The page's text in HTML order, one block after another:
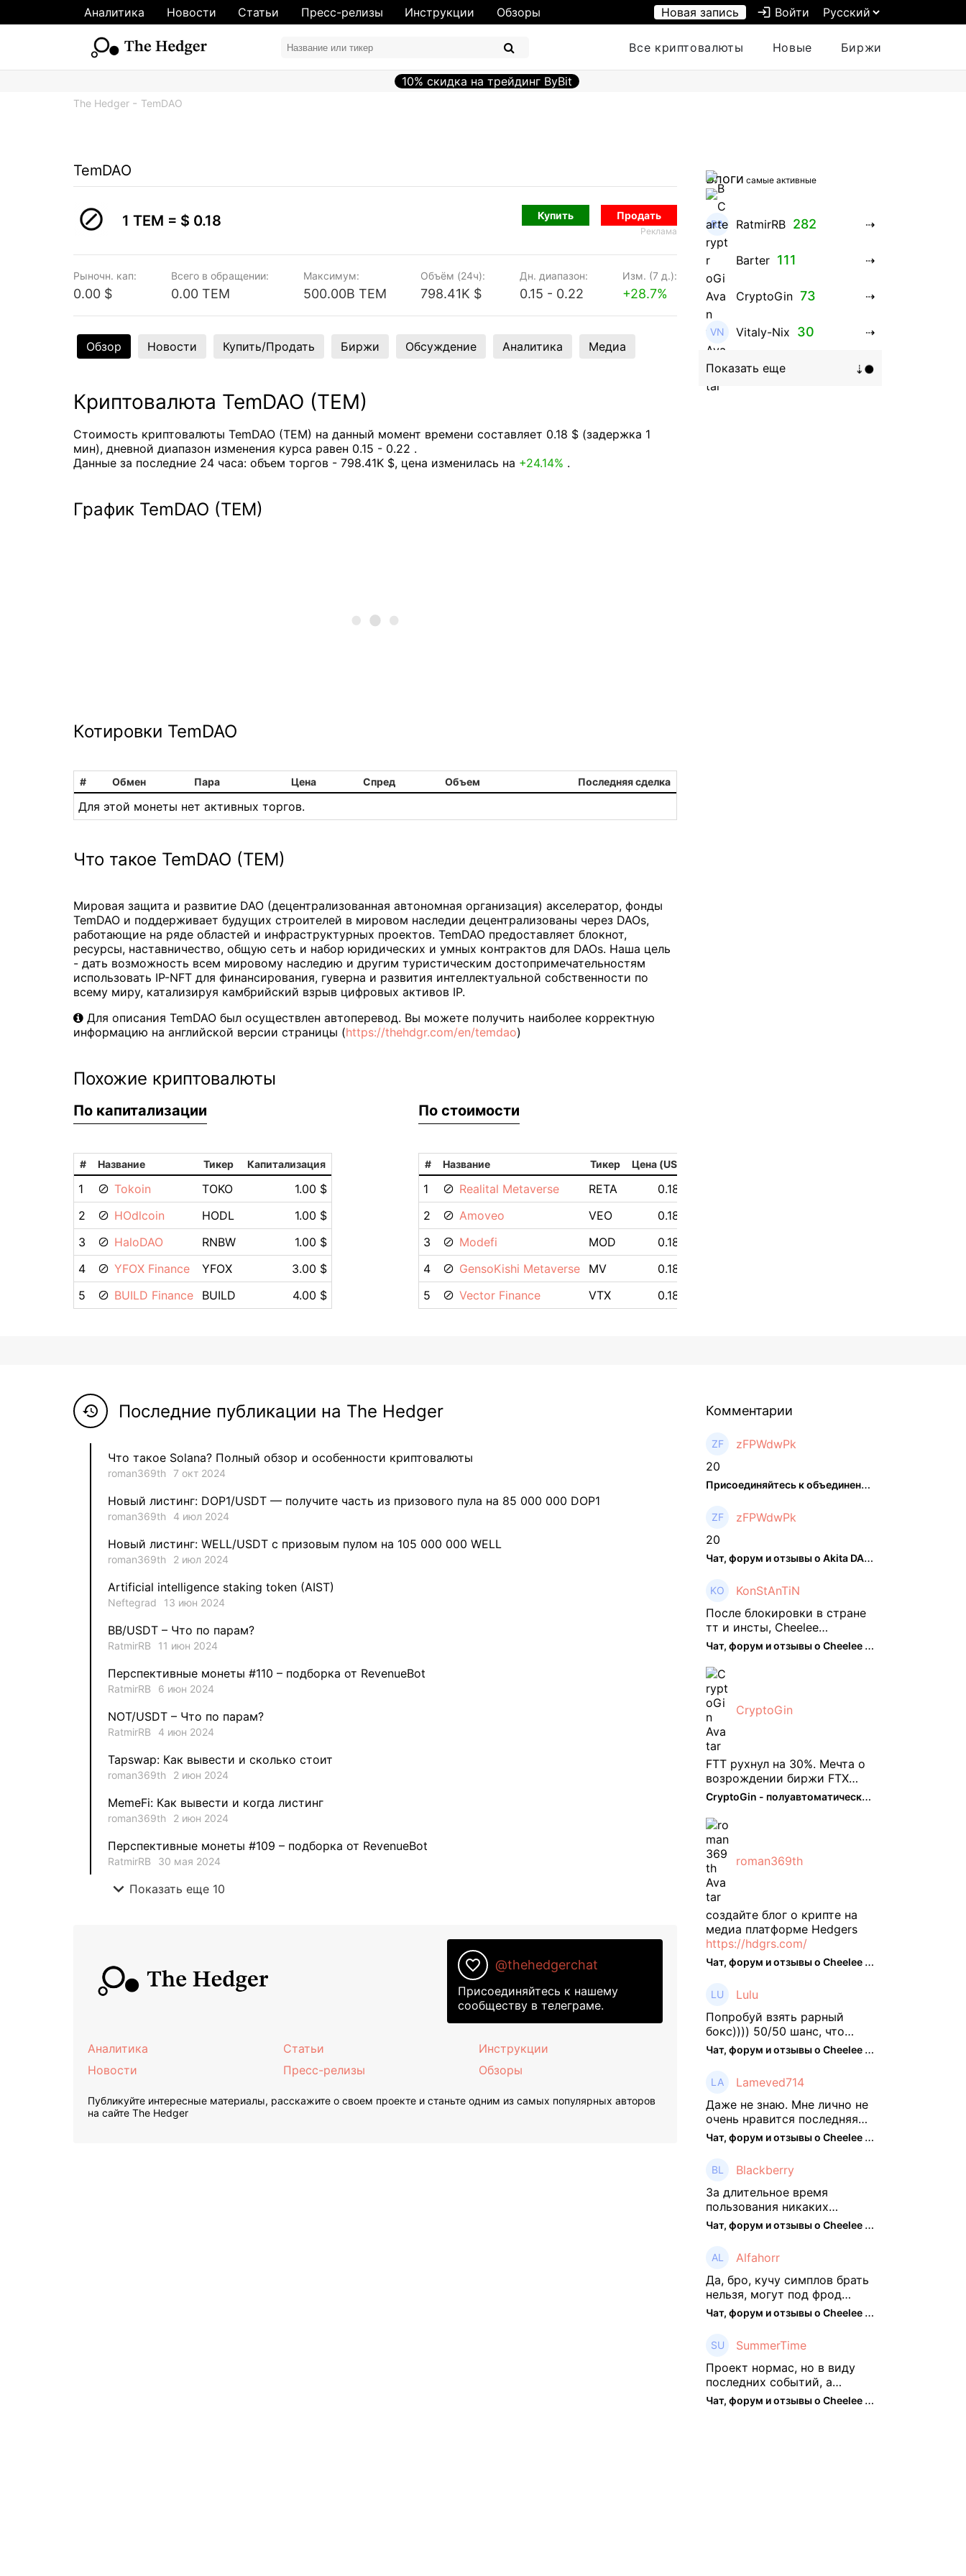
Аналитика Новости Статьи Пресс-релизы Инструкции Обзоры Новая запись login Войти
Все криптовалюты Новые Биржи
10% скидка на трейдинг ByBit
The Hedger TemDAO
TemDAO
1 TEM = $ 0.18 Купить Продать
Реклама
Рыночн. кап:
0.00 $
Всего в обращении:
0.00 TEM
Максимум:
500.00B TEM
Объём (24ч):
798.41K $
Дн. диапазон:
0.15 - 0.22
Изм. (7 д.):
+28.7%
Обзор Новости Купить/Продать Биржи Обсуждение Аналитика Медиа
Криптовалюта TemDAO (TEM)
Стоимость криптовалюты TemDAO (TEM) на данный момент времени составляет 0.18 $ (задержка 1
мин), дневной диапазон изменения курса равен 0.15 - 0.22 .
Данные за последние 24 часа: объем торгов - 798.41K $, цена изменилась на +24.14% .
График TemDAO (TEM)
Котировки TemDAO
# Обмен Пара Цена Спред Объем Последняя сделка
Для этой монеты нет активных торгов.
Что такое TemDAO (TEM)
Мировая защита и развитие DAO (децентрализованная автономная организация) акселератор, фонды
TemDAO и поддерживает будущих строителей в мировом наследии децентрализованы через DAOs,
работающие на ряде областей и инфраструктурных проектов. TemDAO предоставляет блокнот,
ресурсы, наставничество, общую сеть и набор юридических и умных контрактов для DAOs. Наша цель
- дать возможность всем мировому наследию и другим туристическим достопримечательностям
использовать IP-NFT для финансирования, гуверна и развития интеллектуальной собственности по
всему миру, катализируя камбрийский взрыв цифровых активов IP.
Для описания TemDAO был осуществлен автоперевод. Вы можете получить наиболее корректную
информацию на английской версии страницы (https://thehdgr.com/en/temdao)
Похожие криптовалюты
По капитализации
# Название Тикер Капитализация
1 Tokoin TOKO
1.00 $
2
HOdlcoin HODL
1.00 $
3
HaloDAO RNBW
1.00 $
4
YFOX Finance YFOX
3.00 $
5
BUILD Finance BUILD 4.00 $
По стоимости
# Название Тикер Цена (USD)
1 Realital Metaverse RETA
0.18 $
2
Amoveo VEO
0.18 $
3
Modefi MOD
0.18 $
4
GensoKishi Metaverse MV
0.18 $
5
Vector Finance VTX 0.18 $
Блоги самые активные
RatmirRB 282
Barter 111
CryptoGin 73
Vitaly-Nix 30
Hanna_Zolo4evskaya 16
history Последние публикации на The Hedger
Что такое Solana? Полный обзор и особенности криптовалюты
roman369th 7 окт 2024
Новый листинг: DOP1/USDT — получите часть из призового пула на 85 000 000 DOP1
roman369th 4 июл 2024
Новый листинг: WELL/USDT с призовым пулом на 105 000 000 WELL
roman369th 2 июл 2024
Artificial intelligence staking token (AIST)
Neftegrad 13 июн 2024
BB/USDT – Что по парам?
RatmirRB 11 июн 2024
Перспективные монеты #110 – подборка от RevenueBot
RatmirRB 6 июн 2024
NOT/USDT – Что по парам?
RatmirRB 4 июн 2024
Tapswap: Как вывести и сколько стоит
roman369th 2 июн 2024
MemeFi: Как вывести и когда листинг
roman369th 2 июн 2024
Перспективные монеты #109 – подборка от RevenueBot
RatmirRB 30 мая 2024
expand_more Показать еще 10
favorite_border @thehedgerchat
Присоединяйтесь к нашему
сообществу в телеграме.
Аналитика
Новости
Статьи
Пресс-релизы
Инструкции
Обзоры
Публикуйте интересные материалы, расскажите о своем проекте и станьте одним из самых популярных авторов
на сайте The Hedger
Комментарии
zFPWdwPk
20
Присоединяйтесь к объединенном ...
zFPWdwPk
20
Чат, форум и отзывы о Akita DAO (HACHI) - The Hedger
KonStAnTiN
После блокировки в стране
тт и инсты, Cheelee
пришелся как нельзя кстати.
Классно что его можно
юзать без так уже всем
надоевшего vpn. Сейчас
просто чилю и наслаждаюсь
др ...
Чат, форум и отзывы о Cheelee (CHEELEE) - The Hedger
CryptoGin
FTT рухнул на 30%. Мечта о
возрождении биржи FTX
испаряется, вызывая
массовую распродажу ее
собственного токена FTT. По
словам Кайко , 5 февраля
FTT, ныне бесполезная ...
CryptoGin - полуавтоматический ...
roman369th
создайте блог о крипте на
медиа платформе Hedgers
https://hdgrs.com/
Чат, форум и отзывы о Cheelee (CHEELEE) - The Hedger
Lulu
Попробуй взять рарный
бокс)))) 50/50 шанс, что
выпадут рарки, только если
брать будешь, отпиши потом
Чат, форум и отзывы о Cheelee (CHEELEE) - The Hedger
Lameved714
Даже не знаю. Мне лично не
очень нравится последняя
обнова. Благо у меня айфон
и базовые механики
тронуты. То есть нет
автоматической прокачки
как у ...
Чат, форум и отзывы о Cheelee (CHEELEE) - The Hedger
Blackberry
За длительное время
пользования никаких
нареканий работу проекта у
меня не было, но в
месяцев как то его
подзабросил (было много
изменений, решил отси ...
Чат, форум и отзывы о Cheelee (CHEELEE) - The Hedger
Alfahorr
Да, бро, кучу симплов брать
нельзя, могут под фрод
замести Я пока на 2 парах +
старты, полет нормальный🤓
👌🏻
Чат, форум и отзывы о Cheelee (CHEELEE) - The Hedger
SummerTime
Проект нормас, но в виду
последних событий, а
именно труднодоступности
рарок, придется теперь
Чат, форум и отзывы о Cheelee (CHEELEE) - The Hedger